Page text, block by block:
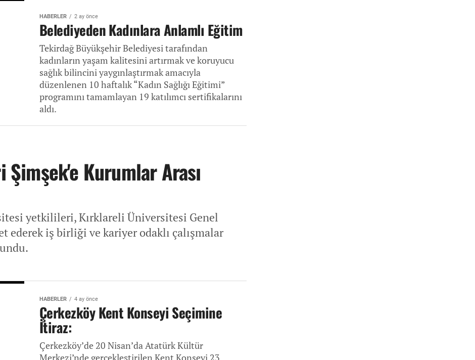
HABERLER 2 ay önce
Belediyeden Kadınlara Anlamlı Eğitim
Tekirdağ Büyükşehir Belediyesi tarafından
kadınların yaşam kalitesini artırmak ve koruyucu
sağlık bilincini yaygınlaştırmak amacıyla
düzenlenen 10 haftalık “Kadın Sağlığı Eğitimi”
programını tamamlayan 19 katılımcı sertifikalarını
aldı.
Kurumlar Arası
yetkilileri, Kırklareli Üniversitesi Genel
ederek iş birliği ve kariyer odaklı çalışmalar
HABERLER 4 ay önce
Çerkezköy Kent Konseyi Seçimine
İtiraz:
Çerkezköy’de 20 Nisan’da Atatürk Kültür
Merkezi’nde gerçekleştirilen Kent Konseyi 23.